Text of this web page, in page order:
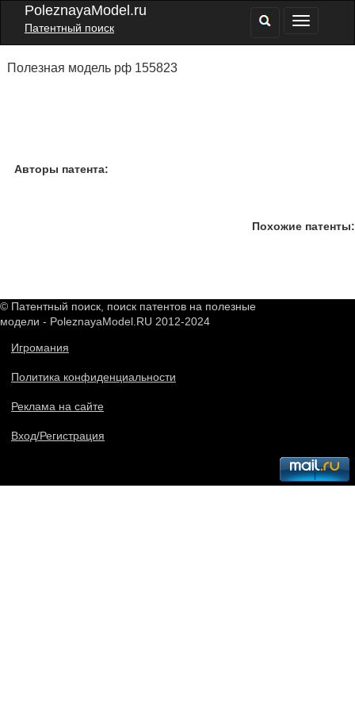
PoleznayaModel.ru
Патентный поиск
Полезная модель рф 155823
Авторы патента:
Похожие патенты:
© Патентный поиск, поиск патентов на полезные
модели - PoleznayaModel.RU 2012-2024
Игромания
Политика конфиденциальности
Реклама на сайте
Вход/Регистрация